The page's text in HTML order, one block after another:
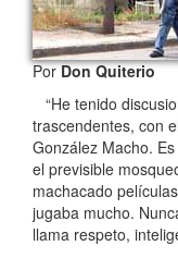
PorDon Quiterio
“He tenido
trascendentes, con
González Macho.
el previsible
machacado
jugaba mucho.
llama respeto,